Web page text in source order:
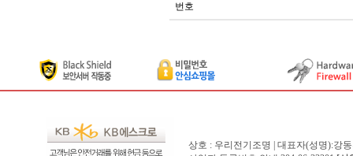
번호
상호 : 우리전기조명 | 대표자(성명):강